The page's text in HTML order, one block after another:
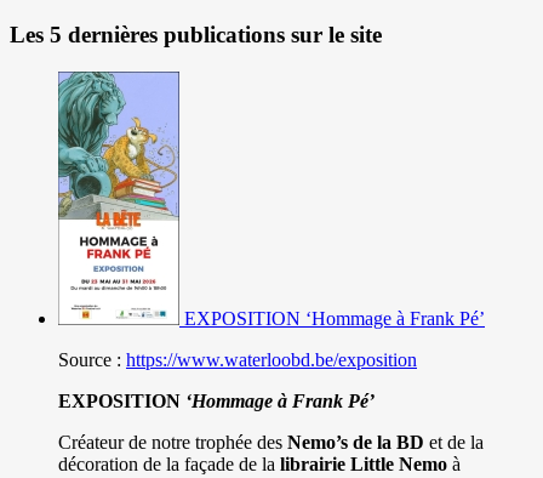
Les 5 dernières publications sur le site
EXPOSITION ‘Hommage à Frank Pé’
Source : https://www.waterloobd.be/exposition
EXPOSITION ‘Hommage à Frank Pé’
Créateur de notre trophée des Nemo’s de la BD et de la
décoration de la façade de la librairie Little Nemo à